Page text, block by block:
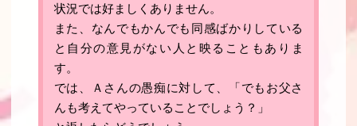
状況では好ましくありません。
また、なんでもかんでも同感ばかりしている
と自分の意見がない人と映ることもありま
す。
では、Ａさんの愚痴に対して、「でもお父さ
んも考えてやっていることでしょう？」